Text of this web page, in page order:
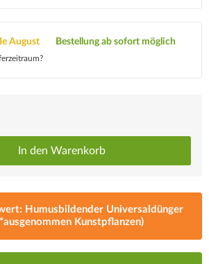
August Bestellung ab sofort möglich
In den Warenkorb
Humusbildender Universaldünger
Kunstpflanzen)